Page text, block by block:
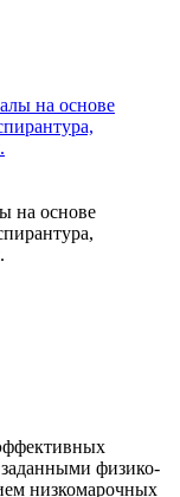
на основе
физико-
низкомарочных